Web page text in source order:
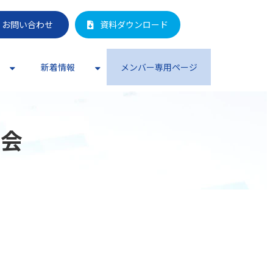
お問い合わせ 資料ダウンロード
新着情報 メンバー専用ページ